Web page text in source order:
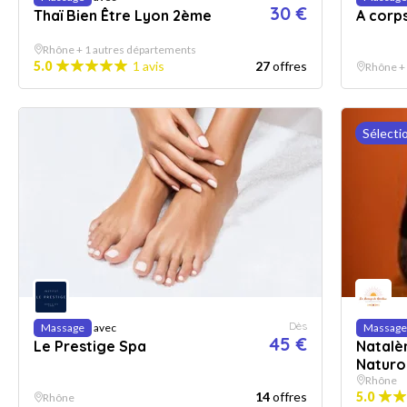
Thaï Bien Être Lyon 2ème 30 €
Rhône + 1 autres départements
5.0 1 avis 27offres
A
Rhône
Massage avec
Le Prestige Spa
Dès
45 €
Rhône 14offres
Massage
Rhône
5.0